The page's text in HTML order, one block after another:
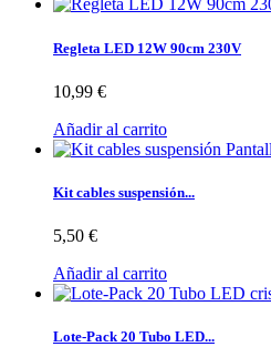
Regleta LED 12W 90cm 230V
10,99 €
Añadir al carrito
Kit cables suspensión...
5,50 €
Añadir al carrito
Lote-Pack 20 Tubo LED...